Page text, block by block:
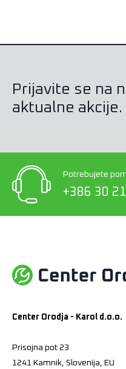
Prijavite se na
aktualne akcije.
Potrebujete
+386 30
Center Orodja - Karol d.o.o.
Prisojna pot 23
1241 Kamnik, Slovenija, EU